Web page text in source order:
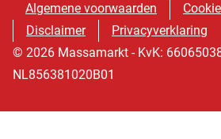
Algemene voorwaarden
Disclaimer
Privacyverklaring
© 2026 Massamarkt - KvK:
NL856381020B01